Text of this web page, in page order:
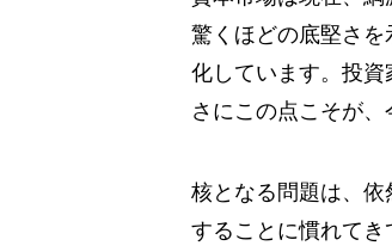
驚くほどの底堅さ
化しています。投
さにこの点こそが、
核となる問題は、依
することに慣れて